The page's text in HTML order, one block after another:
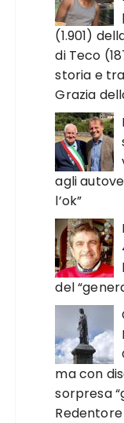
(1.901)
di Teco
storia e
Grazia
agli
l’ok”
del
ma con
sorpresa